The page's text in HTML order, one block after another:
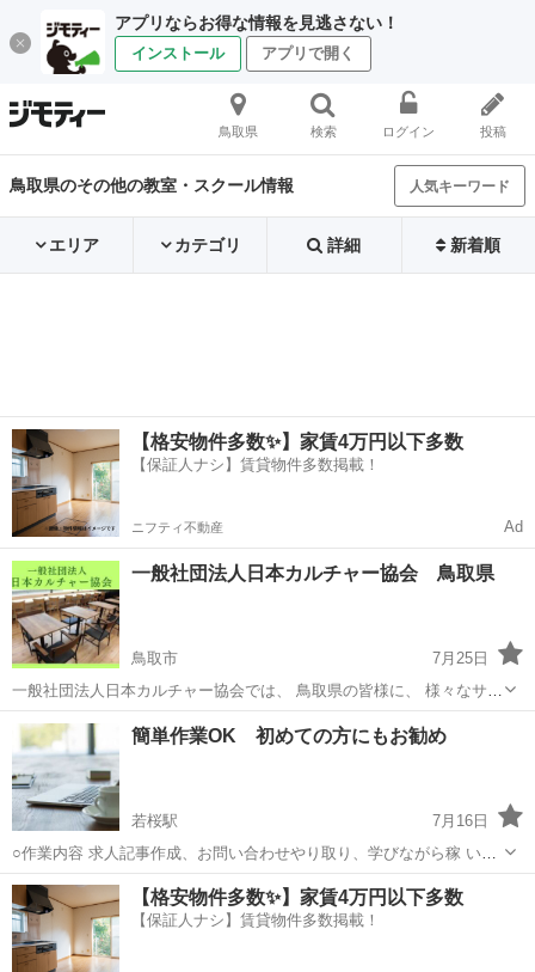
アプリならお得な情報を見逃さない！
インストール アプリで開く
鳥取県 検索 ログイン 投稿
鳥取県のその他の教室・スクール情報 人気キーワード
エリア カテゴリ 詳細 新着順
【格安物件多数✨】家賃4万円以下多数
【保証人ナシ】賃貸物件多数掲載！
ニフティ不動産 Ad
一般社団法人日本カルチャー協会 鳥取県
鳥取市
7月25日
一般社団法人日本カルチャー協会では、 鳥取県の皆様に、 様々なサポ
ートをご提供させていただいております。 公式WEBや下記のURLをク
リックすると、詳細情報を見ることができます。 皆様のご利用を心よ
りお待ちしておりま...
鳥取 鳥取市 その他 オンライン
簡単作業OK 初めての方にもお勧め
若桜駅
7月16日
○作業内容 求人記事作成、お問い合わせやり取り、学びながら稼 いで
いただきます。 ○活動時間はご自身の出来る時間帯で大丈夫です。 長
期的にお付き合いできる方で、業 務 連 絡をコマメにとれる方を希
望。 ...
鳥取 西伯郡 若桜駅 その他 オンライン
【格安物件多数✨】家賃4万円以下多数
【保証人ナシ】賃貸物件多数掲載！